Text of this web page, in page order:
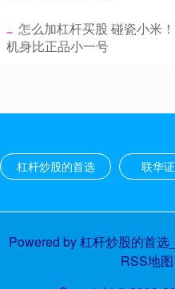
怎么加杠杆买股 碰瓷小米
机身比正品小一号
杠杆炒股的首选 联华
Powered by杠杆炒股的首选
RSS地图